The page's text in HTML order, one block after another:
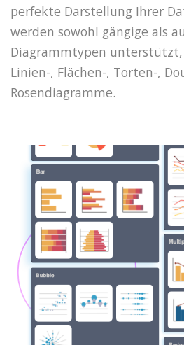
perfekte Darstellung Ihrer
werden sowohl gängige als
Diagrammtypen
Linien-, Flächen-, Torten-,
Rosendiagramme.